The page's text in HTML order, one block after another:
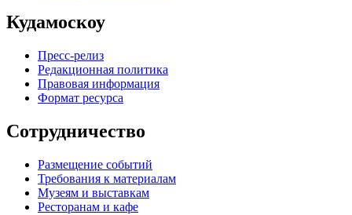
Кудамоскоу
Пресс-релиз
Редакционная политика
Правовая информация
Формат ресурса
Сотрудничество
Размещение событий
Требования к материалам
Музеям и выставкам
Ресторанам и кафе